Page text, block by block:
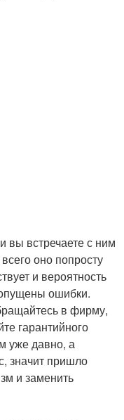
вы встречаете с ним
оно попросту
и вероятность
ошибки.
в фирму,
гарантийного
уже давно, а
значит пришло
и заменить